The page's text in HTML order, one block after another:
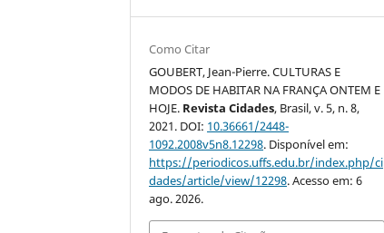
Como Citar
GOUBERT, Jean-Pierre. CULTURAS E
MODOS DE HABITAR NA FRANÇA ONTEM E
HOJE. Revista Cidades, Brasil, v. 5, n. 8,
2021. DOI: 10.36661/2448-
1092.2008v5n8.12298. Disponível em:
https://periodicos.uffs.edu.br/index.php/ci
dades/article/view/12298. Acesso em: 6
ago. 2026.